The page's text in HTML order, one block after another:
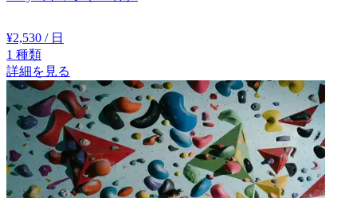
¥2,530 / 日
1 種類
詳細を見る